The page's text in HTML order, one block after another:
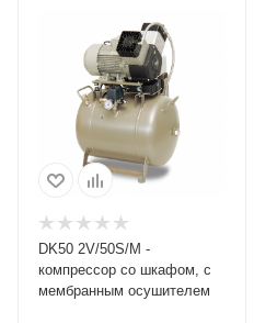
DK50 2V/50S/M -
компрессор со шкафом, с
мембранным осушителем